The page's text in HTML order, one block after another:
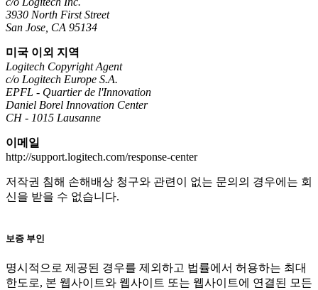
3930 North First Street
San Jose, CA 95134
미국 이외 지역
Logitech Copyright Agent
c/o Logitech Europe S.A.
EPFL - Quartier de l'Innovation
Daniel Borel Innovation Center
CH - 1015 Lausanne
이메일
http://support.logitech.com/response-center
저작권 침해 손해배상 청구와 관련이 없는 문의의 경우에는 회
신을 받을 수 없습니다.
보증 부인
명시적으로 제공된 경우를 제외하고 법률에서 허용하는 최대
한도로, 본 웹사이트와 웹사이트 또는 웹사이트에 연결된 모든